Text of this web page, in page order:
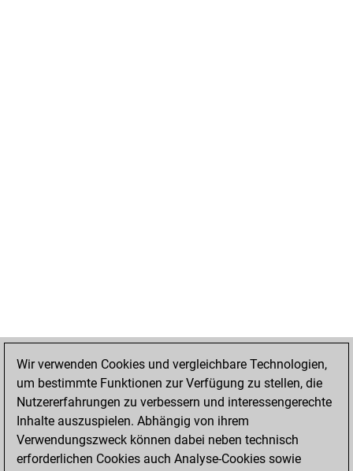
Wir verwenden Cookies und vergleichbare Technologien,
um bestimmte Funktionen zur Verfügung zu stellen, die
Nutzererfahrungen zu verbessern und interessengerechte
Inhalte auszuspielen. Abhängig von ihrem
Verwendungszweck können dabei neben technisch
erforderlichen Cookies auch Analyse-Cookies sowie